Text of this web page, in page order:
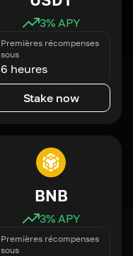
3% APY
Premières récompenses
sous
6 heures
Stake now
BNB
3% APY
Premières récompenses
sous